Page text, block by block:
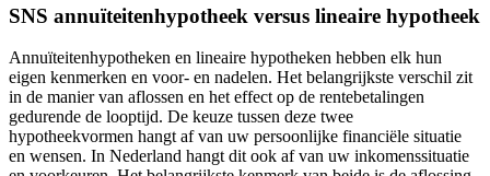
SNS annuïteitenhypotheek versus lineaire hypotheek
Annuïteitenhypotheken en lineaire hypotheken hebben elk hun
eigen kenmerken en voor- en nadelen. Het belangrijkste verschil zit
in de manier van aflossen en het effect op de rentebetalingen
gedurende de looptijd. De keuze tussen deze twee
hypotheekvormen hangt af van uw persoonlijke financiële situatie
en wensen. In Nederland hangt dit ook af van uw inkomenssituatie